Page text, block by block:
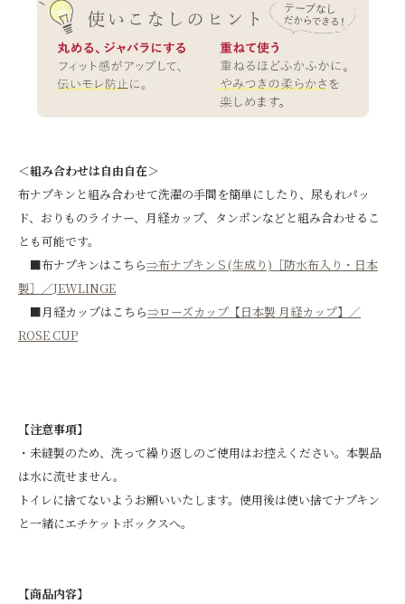
＜組み合わせは自由自在＞
布ナプキンと組み合わせて洗濯の手間を簡単にしたり、尿もれパッ
ド、おりものライナー、月経カップ、タンポンなどと組み合わせるこ
とも可能です。
■布ナプキンはこちら⇒布ナプキンＳ(生成り)［防水布入り・日本
製］／JEWLINGE
■月経カップはこちら⇒ローズカップ【日本製 月経カップ】／
ROSE CUP
【注意事項】
・未縫製のため、洗って繰り返しのご使用はお控えください。本製品
は水に流せません。
トイレに捨てないようお願いいたします。使用後は使い捨てナプキン
と一緒にエチケットボックスへ。
【商品内容】